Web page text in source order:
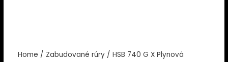
Home / Zabudované rúry/ HSB 740 G X Plynová